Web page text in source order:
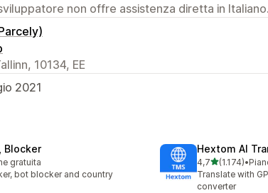
non offre assistenza diretta in Italiano.
10134, EE
2021
Blocker
gratuita
bot blocker and country
Hextom AI
4,7stelle su 5
(1.174)
1174 recensioni
•
Translate with
converter